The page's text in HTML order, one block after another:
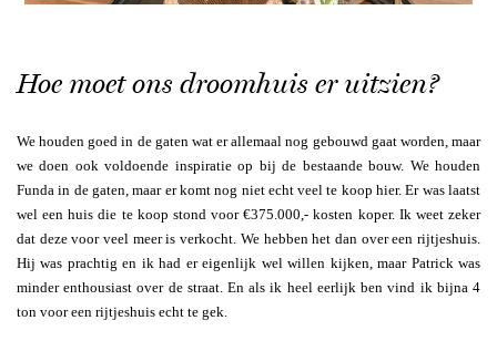
Hoe moet ons droomhuis er uitzien?
We houden goed in de gaten wat er allemaal nog gebouwd gaat worden, maar
we doen ook voldoende inspiratie op bij de bestaande bouw. We houden
Funda in de gaten, maar er komt nog niet echt veel te koop hier. Er was laatst
wel een huis die te koop stond voor €375.000,- kosten koper. Ik weet zeker
dat deze voor veel meer is verkocht. We hebben het dan over een rijtjeshuis.
Hij was prachtig en ik had er eigenlijk wel willen kijken, maar Patrick was
minder enthousiast over de straat. En als ik heel eerlijk ben vind ik bijna 4
ton voor een rijtjeshuis echt te gek.